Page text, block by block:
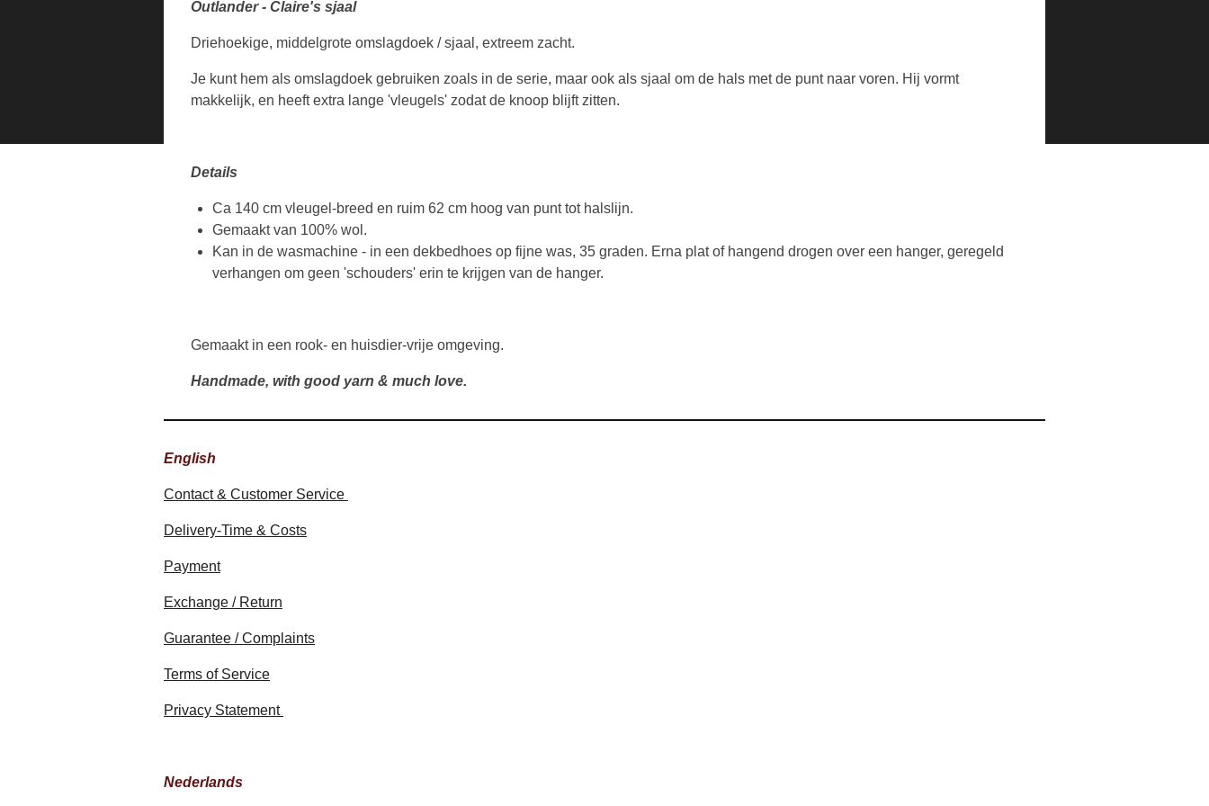
Outlander - Claire's sjaal
Driehoekige, middelgrote omslagdoek / sjaal, extreem zacht.
Je kunt hem als omslagdoek gebruiken zoals in de serie, maar ook als sjaal om de hals met de punt naar voren. Hij vormt
makkelijk, en heeft extra lange 'vleugels' zodat de knoop blijft zitten.
Details
Ca 140 cm vleugel-breed en ruim 62 cm hoog van punt tot halslijn.
Gemaakt van 100% wol.
Kan in de wasmachine - in een dekbedhoes op fijne was, 35 graden. Erna plat of hangend drogen over een hanger, geregeld
verhangen om geen 'schouders' erin te krijgen van de hanger.
Gemaakt in een rook- en huisdier-vrije omgeving.
Handmade, with good yarn & much love.
English
Contact & Customer Service
Delivery-Time & Costs
Payment
Exchange / Return
Guarantee / Complaints
Terms of Service
Privacy Statement
Nederlands